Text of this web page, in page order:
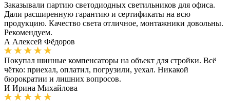
Заказывали партию светодиодных светильников для офиса.
Дали расширенную гарантию и сертификаты на всю
продукцию. Качество света отличное, монтажники довольны.
Рекомендуем.
А Алексей Фёдоров
Покупал шинные компенсаторы на объект для стройки. Всё
чётко: приехал, оплатил, погрузили, уехал. Никакой
бюрократии и лишних вопросов.
И Ирина Михайлова